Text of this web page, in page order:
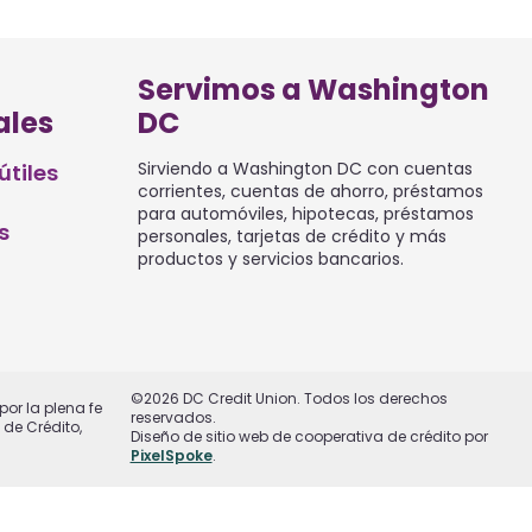
Servimos a Washington
DC
Sirviendo a Washington DC con cuentas
corrientes, cuentas de ahorro, préstamos
para automóviles, hipotecas, préstamos
personales, tarjetas de crédito y más
productos y servicios bancarios.
la plena fe
Crédito,
©2026 DC Credit Union. Todos los derechos
reservados.
Diseño de sitio web de cooperativa de crédito por
PixelSpoke.